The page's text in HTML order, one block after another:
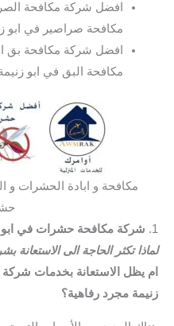
افضل شركة مكافحة
مكافحة صراصير في ابو
افضل شركة مكافحة بق
مكافحة البق في ابو
مكافحة و ابادة الحشرات
1.
شركة مكافحة حشرات في ابو
لماذا تكثر الحاجة الى
ام يظل الاستعانة بخدمات
زنيمة مجرد رفاهية؟